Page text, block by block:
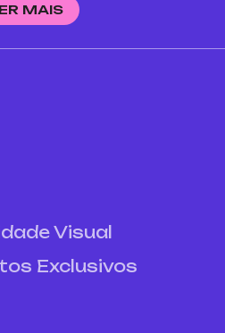
MAIS
Visual
Exclusivos